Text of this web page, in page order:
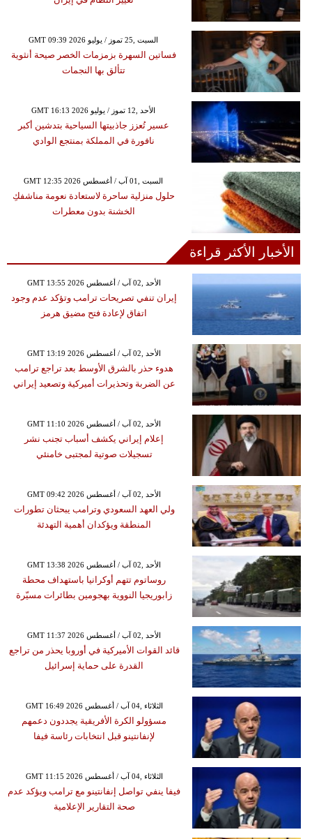
GMT 09:39 2026 السبت ,25 تموز / يوليو
فساتين السهرة بزمزمات الخصر صيحة أنثوية
تتألق بها النجمات
GMT 16:13 2026 الأحد ,12 تموز / يوليو
عسير تُعزز جاذبيتها السياحية بتدشين أكبر
نافورة في المملكة بمنتجع الوادي
GMT 12:35 2026 السبت ,01 آب / أغسطس
حلول منزلية ساحرة لاستعادة نعومة مناشفكِ
الخشنة بدون معطرات
الأخبار الأكثر قراءة
GMT 13:55 2026 الأحد ,02 آب / أغسطس
إيران تنفي تصريحات ترامب وتؤكد عدم وجود
اتفاق لإعادة فتح مضيق هرمز
GMT 13:19 2026 الأحد ,02 آب / أغسطس
هدوء حذر بالشرق الأوسط بعد تراجع ترامب
عن الضربة وتحذيرات أميركية وتصعيد إيراني
GMT 11:10 2026 الأحد ,02 آب / أغسطس
إعلام إيراني يكشف أسباب تجنب نشر
تسجيلات صوتية لمجتبى خامنئي
GMT 09:42 2026 الأحد ,02 آب / أغسطس
ولي العهد السعودي وترامب يبحثان تطورات
المنطقة ويؤكدان أهمية التهدئة
GMT 13:38 2026 الأحد ,02 آب / أغسطس
روساتوم تتهم أوكرانيا باستهداف محطة
زابوريجيا النووية بهجومين بطائرات مسيّرة
GMT 11:37 2026 الأحد ,02 آب / أغسطس
قائد القوات الأميركية في أوروبا يحذر من تراجع
القدرة على حماية إسرائيل
GMT 16:49 2026 الثلاثاء ,04 آب / أغسطس
مسؤولو الكرة الأفريقية يجددون دعمهم
لإنفانتينو قبل انتخابات رئاسة فيفا
GMT 11:15 2026 الثلاثاء ,04 آب / أغسطس
فيفا ينفي تواصل إنفانتينو مع ترامب ويؤكد عدم
صحة التقارير الإعلامية